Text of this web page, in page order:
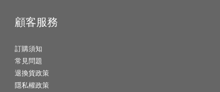
顧客服務
訂購須知
常見問題
退換貨政策
隱私權政策